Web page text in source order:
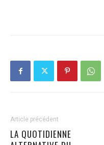
Article précédent
LA QUOTIDIENNE